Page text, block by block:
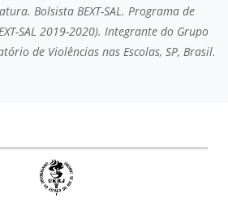
Bolsista BEXT-SAL. Programa de
SAL 2019-2020). Integrante do Grupo
de Violências nas Escolas, SP, Brasil.